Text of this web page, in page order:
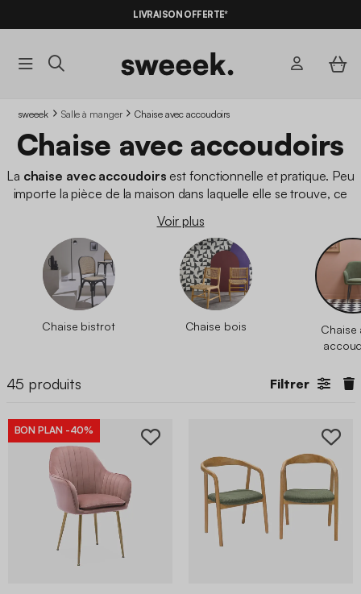
BONS PLANS* AVEC LECODE SUMMER10
LIVRAISON OFFERTE*
sweeek Salle à manger Chaise avec accoudoirs
Chaise avec accoudoirs
La chaise avec accoudoirs est fonctionnelle et pratique. Peu
importe la pièce de la maison dans laquelle elle se trouve, ce
que vous attendez. Découvreznos modèles de chaises
avec accoudoirs
, des chaises design et solides.
Voir plus
Chaise bistrot Chaise bois
Chaise
45 produits Filtrer
BON PLAN -40%